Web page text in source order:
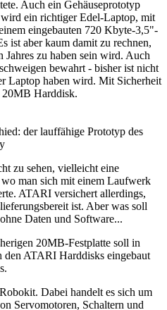
Auch ein Gehäuseprototyp
ein richtiger Edel-Laptop, mit
eingebauten 720 Kbyte-3,5"-
ist aber kaum damit zu rechnen,
Jahres zu haben sein wird. Auch
bewahrt - bisher ist nicht
Laptop haben wird. Mit Sicherheit
20MB Harddisk.
der lauffähige Prototyp des
zu sehen, vielleicht eine
man sich mit einem Laufwerk
ATARI versichert allerdings,
ist. Aber was soll
Daten und Software...
20MB-Festplatte soll in
ATARI Harddisks eingebaut
Dabei handelt es sich um
Servomotoren, Schaltern und